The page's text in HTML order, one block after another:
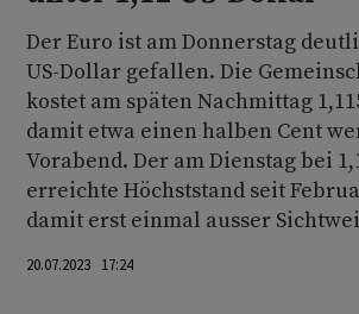
Der Euro ist am Donnerstag
US-Dollar gefallen. Die
kostet am späten Nachmittag
damit etwa einen halben Cent
Vorabend. Der am Dienstag bei
erreichte Höchststand seit
damit erst einmal ausser
20.07.2023 17:24